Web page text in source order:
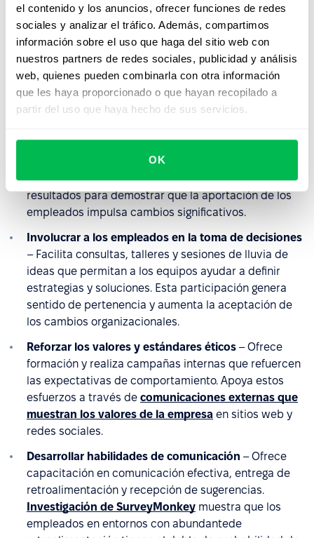
el contenido y los anuncios, ofrecer funciones de redes
sociales y analizar el tráfico. Además, compartimos
información sobre el uso que haga del sitio web con
nuestros partners de redes sociales, publicidad y análisis
web, quienes pueden combinarla con otra información
que les haya proporcionado o que hayan recopilado a
partir del uso que haya hecho de sus servicios.
OK
los comentarios.
Implementar estructuras claras de compensación y
– Mantén bandas salariales transparentes,
rangos de pago abiertos y criterios bien definidos
para promociones y aumentos para reducir
malentendidos y percepciones de injusticia.
de preocupaciones o violaciones. Investiga los
informes, toma acciones correctivas y comunica los
resultados para demostrar que la aportación de los
empleados impulsa cambios significativos.
Involucrar a los empleados en la toma de decisiones
– Facilita consultas, talleres y sesiones de lluvia de
ideas que permitan a los equipos ayudar a definir
estrategias y soluciones. Esta participación genera
sentido de pertenencia y aumenta la aceptación de
los cambios organizacionales.
Reforzar los valores y estándares éticos – Ofrece
formación y realiza campañas internas que refuercen
las expectativas de comportamiento. Apoya estos
esfuerzos a través de comunicaciones externas que
muestran los valores de la empresa en sitios web y
redes sociales.
Desarrollar habilidades de comunicación – Ofrece
capacitación en comunicación efectiva, entrega de
retroalimentación y recepción de sugerencias.
Investigación de SurveyMonkey muestra que los
empleados en entornos con abundantede